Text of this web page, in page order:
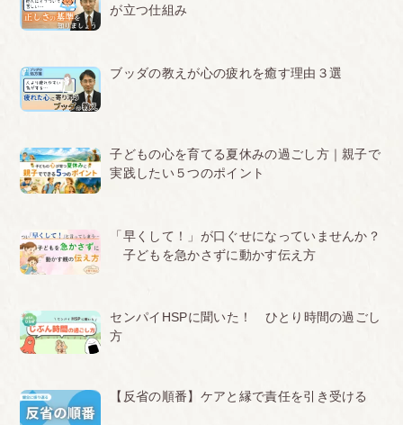
が立つ仕組み
ブッダの教えが心の疲れを癒す理由３選
子どもの心を育てる夏休みの過ごし方｜親子で
実践したい５つのポイント
「早くして！」が口ぐせになっていませんか？
子どもを急かさずに動かす伝え方
センパイHSPに聞いた！ ひとり時間の過ごし
方
【反省の順番】ケアと縁で責任を引き受ける